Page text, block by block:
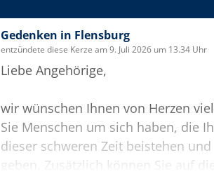
Gedenken in Flensburg
entzündete diese Kerze am 9. Juli 2026 um 13.34 Uhr
Liebe Angehörige,
wir wünschen Ihnen von Herzen
Sie Menschen um sich haben, die
dieser schweren Zeit beistehen
geben. Zusätzlich können Sie auf